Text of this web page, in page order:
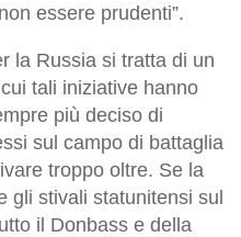
essere prudenti”.
la Russia si tratta di un
tali iniziative hanno
più deciso di
sul campo di battaglia
troppo oltre. Se la
gli stivali statunitensi sul
il Donbass e della